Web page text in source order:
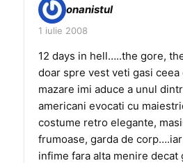
onanistul
1 iulie 2008
12 days in hell…..the gore,
doar spre vest veti gasi
mazare imi aduce a unul
americani evocati cu
costume retro elegante,
frumoase, garda de
infime fara alta menire decat